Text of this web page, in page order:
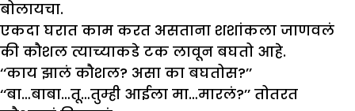
बोलायचा.
एकदा घरात काम करत असताना शशांकला जाणवलं
की कौशल त्याच्याकडे टक लावून बघतो आहे.
‘‘काय झालं कौशल? असा का बघतोस?’’
‘‘बा…बाबा…तू…तुम्ही आईला मा…मारलं?’’ तोतरत